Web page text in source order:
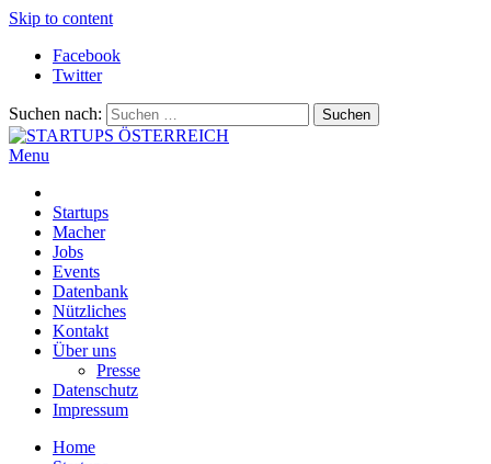
Skip to content
Facebook
Twitter
Suchen nach:
Menu
Startups
Macher
Jobs
Events
Datenbank
Nützliches
Kontakt
Über uns
Presse
Datenschutz
Impressum
Home